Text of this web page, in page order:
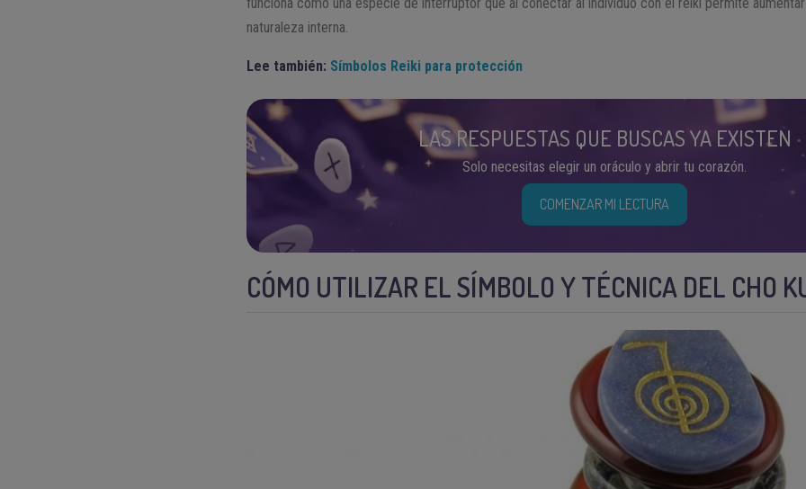
funciona como una especie de interruptor que al conectar al individuo con el reiki permite
naturaleza interna.
Lee también: Símbolos Reiki para protección
LAS RESPUESTAS QUE BUSCAS YA EXISTEN
Solo necesitas elegir un oráculo y abrir tu corazón.
COMENZAR MI LECTURA
CÓMO UTILIZAR EL SÍMBOLO Y TÉCNICA DEL CHO